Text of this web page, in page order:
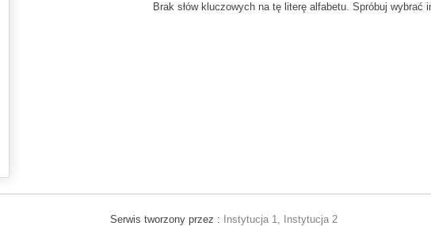
Brak słów kluczowych na tę literę alfabetu. Spróbuj wybrać
Serwis tworzony przez :
Instytucja 1, Instytucja 2